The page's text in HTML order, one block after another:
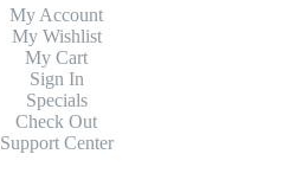
My Account
My Wishlist
My Cart
Sign In
Specials
Check Out
Support Center